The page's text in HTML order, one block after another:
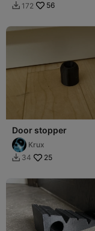
 172 56
Door stopper
Krux
 34 25